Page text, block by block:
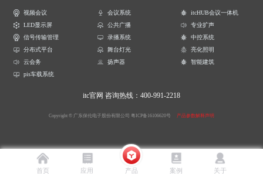
视频会议 会议系统
itcHUB会议一体机
LED显示屏
公共广播
专业扩声
信号传输管理
录播系统
中控系统
分布式平台
舞台灯光
亮化照明
云会务
扬声器
智能建筑
pis车载系统
itc官网 咨询热线：400-991-2218
Copyright © 广东保伦电子股份有限公司 粤ICP备16106620号 产品参数解释声明
首页 应用 产品 案例 关于